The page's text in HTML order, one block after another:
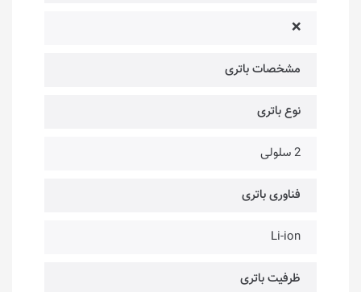
❌
مشخصات باتری
نوع باتری
2 سلولی
فناوری باتری
Li-ion
ظرفیت باتری